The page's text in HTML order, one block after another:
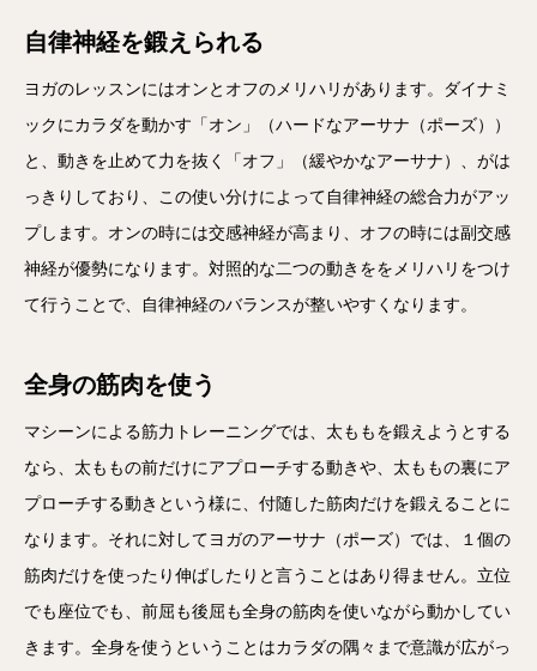
自律神経を鍛えられる
ヨガのレッスンにはオンとオフのメリハリがあります。ダイナミ
ックにカラダを動かす「オン」（ハードなアーサナ（ポーズ））
と、動きを止めて力を抜く「オフ」（緩やかなアーサナ）、がは
っきりしており、この使い分けによって自律神経の総合力がアッ
プします。オンの時には交感神経が高まり、オフの時には副交感
神経が優勢になります。対照的な二つの動きををメリハリをつけ
て行うことで、自律神経のバランスが整いやすくなります。
全身の筋肉を使う
マシーンによる筋力トレーニングでは、太ももを鍛えようとする
なら、太ももの前だけにアプローチする動きや、太ももの裏にア
プローチする動きという様に、付随した筋肉だけを鍛えることに
なります。それに対してヨガのアーサナ（ポーズ）では、１個の
筋肉だけを使ったり伸ばしたりと言うことはあり得ません。立位
でも座位でも、前屈も後屈も全身の筋肉を使いながら動かしてい
きます。全身を使うということはカラダの隅々まで意識が広がっ